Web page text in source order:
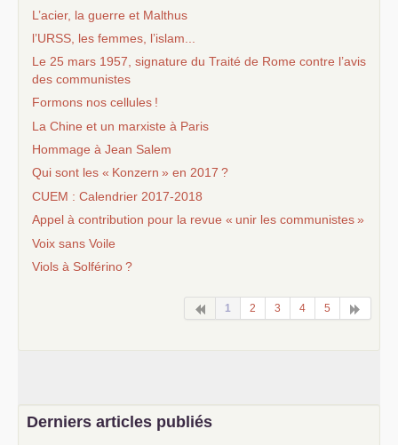
L’acier, la guerre et Malthus
l’URSS , les femmes, l’islam...
Le 25 mars 1957, signature du Traité de Rome contre l’avis
des communistes
Formons nos cellules !
La Chine et un marxiste à Paris
Hommage à Jean Salem
Qui sont les « Konzern » en 2017 ?
CUEM : Calendrier 2017-2018
Appel à contribution pour la revue « unir les communistes»
Voix sans Voile
Viols à Solférino?
1 2 3 4 5
Derniers articles publiés